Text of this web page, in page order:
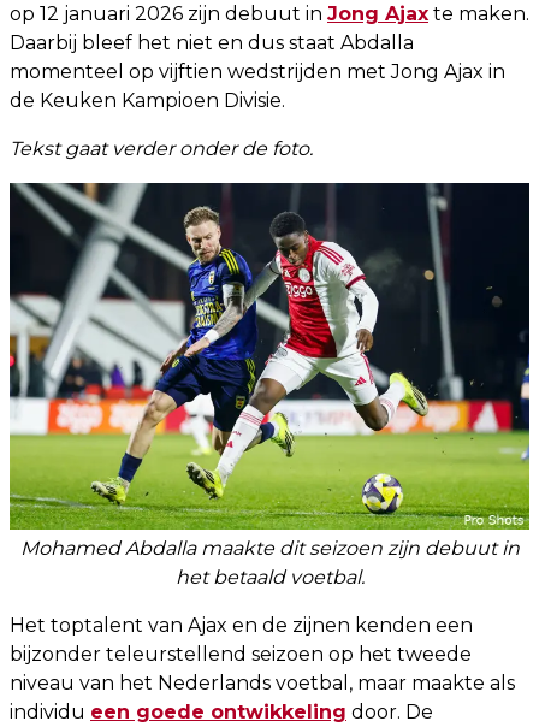
op 12 januari 2026 zijn debuut in Jong Ajax te maken.
Daarbij bleef het niet en dus staat Abdalla
momenteel op vijftien wedstrijden met Jong Ajax in
de Keuken Kampioen Divisie.
Tekst gaat verder onder de foto.
Mohamed Abdalla maakte dit seizoen zijn debuut in
het betaald voetbal.
Het toptalent van Ajax en de zijnen kenden een
bijzonder teleurstellend seizoen op het tweede
niveau van het Nederlands voetbal, maar maakte als
individu een goede ontwikkeling door. De